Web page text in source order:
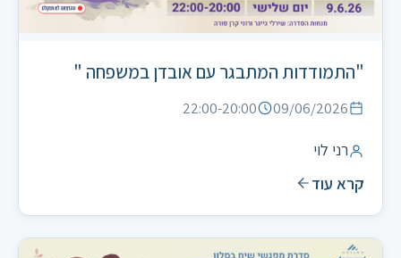
"התמודדות המתבגר עם אובדן במשפחה "
09/06/2026
22:00-20:00
רני לוי
קרא עוד